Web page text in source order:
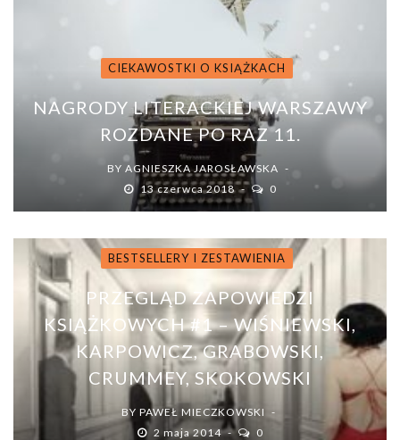
CIEKAWOSTKI O KSIĄŻKACH
NAGRODY LITERACKIEJ WARSZAWY
ROZDANE PO RAZ 11.
BY AGNIESZKA JAROSŁAWSKA
13 czerwca 2018
0
BESTSELLERY I ZESTAWIENIA
PRZEGLĄD ZAPOWIEDZI
KSIĄŻKOWYCH #1 – WIŚNIEWSKI,
KARPOWICZ, GRABOWSKI,
CRUMMEY, SKOKOWSKI
BY PAWEŁ MIECZKOWSKI
2 maja 2014
0